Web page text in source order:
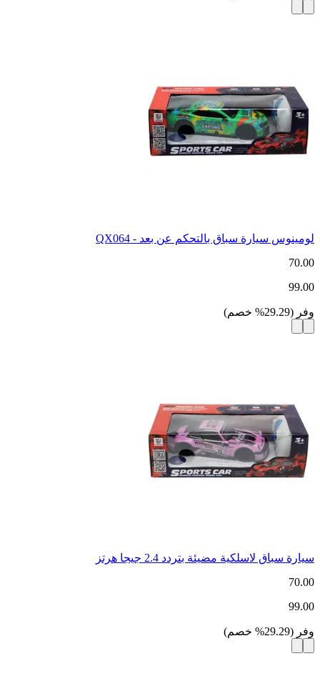
لومينوس سيارة سباق بالتحكم عن بعد - QX064
70.00
99.00
وفر (
29.29
% خصم)
سيارة سباق لاسلكية مضيئة بتردد 2.4 جيجا هرتز
70.00
99.00
وفر (
29.29
% خصم)